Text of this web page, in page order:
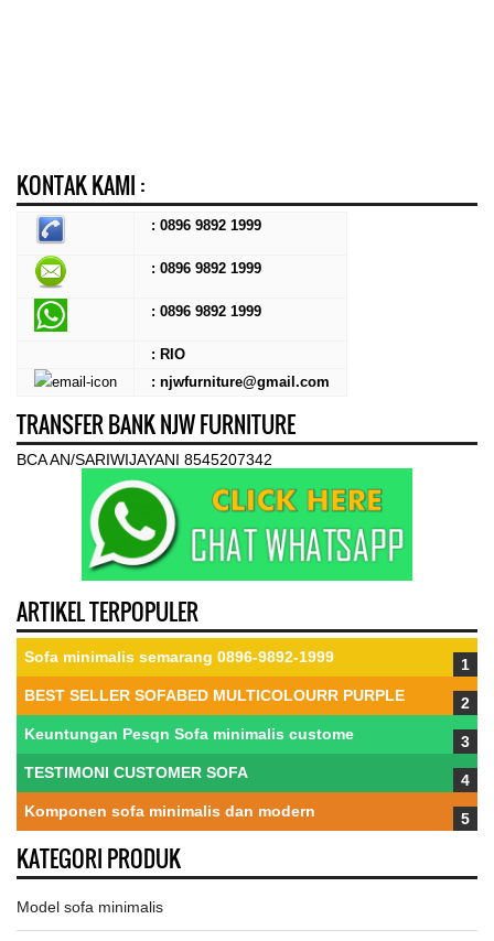
KONTAK KAMI :
: 0896 9892 1999
: 0896 9892 1999
: 0896 9892 1999
: RIO
: njwfurniture@gmail.com
TRANSFER BANK NJW FURNITURE
BCA AN/SARIWIJAYANI 8545207342
ARTIKEL TERPOPULER
Sofa minimalis semarang 0896-9892-1999
BEST SELLER SOFABED MULTICOLOURR PURPLE
Keuntungan Pesqn Sofa minimalis custome
TESTIMONI CUSTOMER SOFA
Komponen sofa minimalis dan modern
KATEGORI PRODUK
Model sofa minimalis